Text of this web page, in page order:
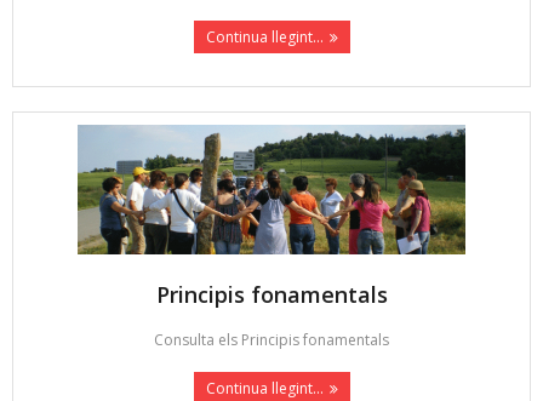
Continua llegint...
Principis fonamentals
Consulta els Principis fonamentals
Continua llegint...